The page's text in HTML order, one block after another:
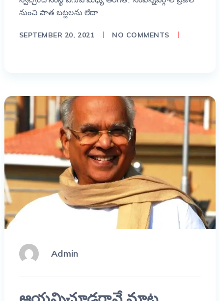
నుంచి పాత బట్టలను లేదా …
SEPTEMBER 20, 2021 NO COMMENTS
Admin